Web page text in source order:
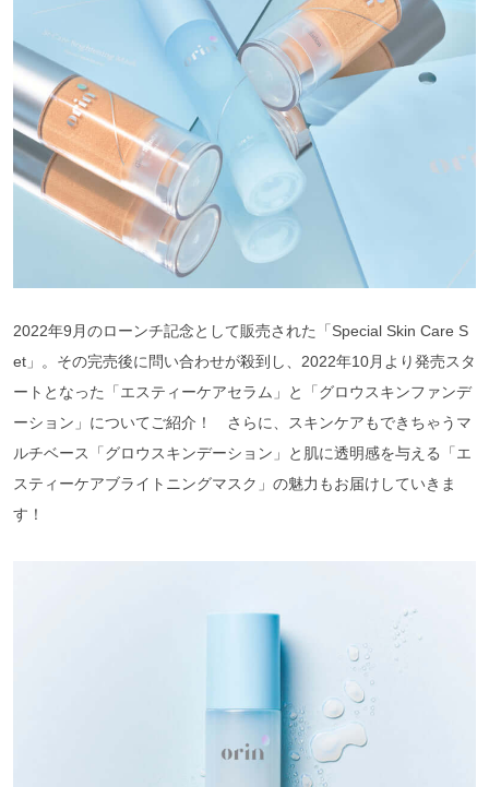
2022年9月のローンチ記念として販売された「Special Skin Care S
et」。その完売後に問い合わせが殺到し、2022年10月より発売スタ
ートとなった「エスティーケアセラム」と「グロウスキンファンデ
ーション」についてご紹介！ さらに、スキンケアもできちゃうマ
ルチベース「グロウスキンデーション」と肌に透明感を与える「エ
スティーケアブライトニングマスク」の魅力もお届けしていきま
す！